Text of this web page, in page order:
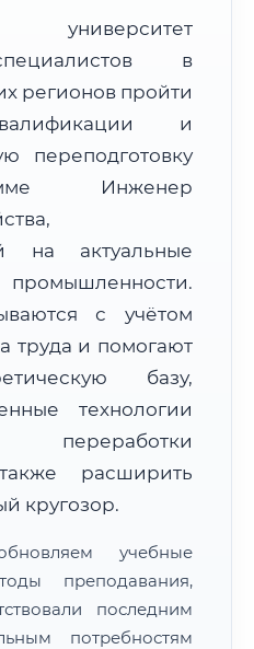
г. Астрахань
Астраханская область
+7 (8512)
414000–414999
МСК+1 (UTC+4)
Дистанционно
4–6 рабочих дней
университет
в
регионов пройти
и
переподготовку
Инженер
на актуальные
с учётом
труда и помогают
базу,
технологии
расширить
кругозор.
учебные
преподавания,
последним
потребностям